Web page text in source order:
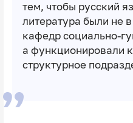
тем, чтобы русский
литература были не
кафедр социально-
а функционировали
структурное